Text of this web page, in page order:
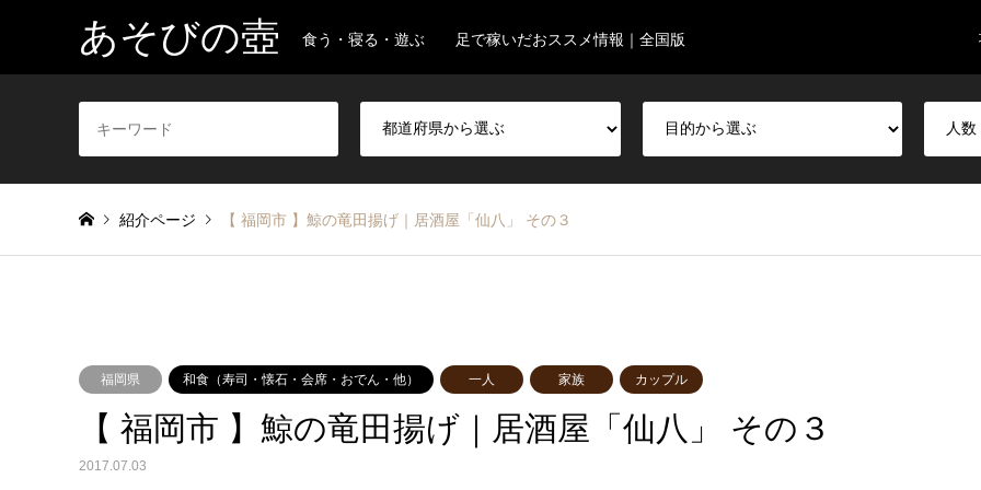
あそびの壺 食う・寝る・遊ぶ 足で稼いだおススメ情報｜全国版
紹介ページ 【 福岡市 】鯨の竜田揚げ｜居酒屋「仙八」 その３
福岡県 和食（寿司・懐石・会席・おでん・他） 一人 家族 カップル
【 福岡市 】鯨の竜田揚げ｜居酒屋「仙八」 その３
2017.07.03